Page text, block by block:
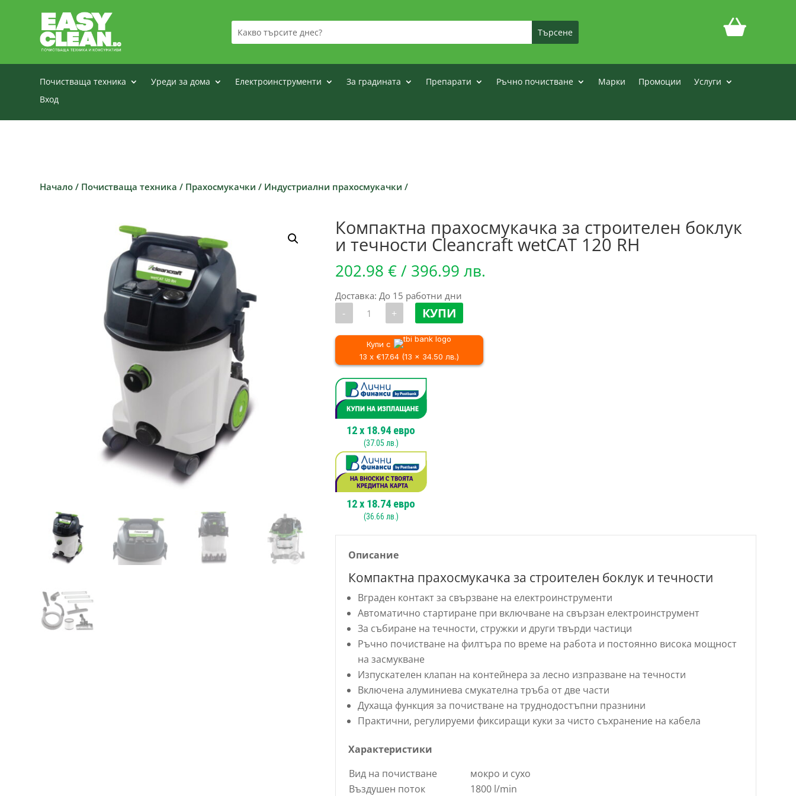
Почистваща техника Уреди за дома Електроинструменти За градината Препарати Ръчно почистване Марки Промоции
Услуги
Вход
Начало / Почистваща техника / Прахосмукачки / Индустриални прахосмукачки /
Компактна прахосмукачка за строителен боклук
и течности Cleancraft wetCAT 120 RH
202.98 €/ 396.99 лв.
Доставка: До 15 работни дни
- количество
Компактна
прахосмукачка
строителен
боклук
течности
Cleancraft
wetCAT
120
RH
+ КУПИ
Купи с
13 x €17.64 (13 x 34.50 лв.)
12x 18.94 евро
(37.05 лв.)
12x 18.74 евро
(36.66 лв.)
Описание
Компактна прахосмукачка за строителен боклук и течности
Вграден контакт за свързване на електроинструменти
Автоматично стартиране при включване на свързан електроинструмент
За събиране на течности, стружки и други твърди частици
Ръчно почистване на филтъра по време на работа и постоянно висока мощност
на засмукване
Изпускателен клапан на контейнера за лесно изпразване на течности
Включена алуминиева смукателна тръба от две части
Духаща функция за почистване на труднодостъпни празнини
Практични, регулируеми фиксиращи куки за чисто съхранение на кабела
Характеристики
Вид на почистване
мокро и сухо
Въздушен поток
1800 l/min